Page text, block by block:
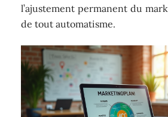
l’ajustement permanent du
de tout automatisme.